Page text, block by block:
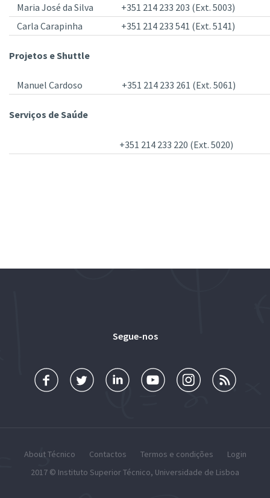
Maria José da Silva
+351 214 233 203 (Ext. 5003)
Carla Carapinha
+351 214 233 541 (Ext. 5141)
Projetos e Shuttle
Manuel Cardoso +351 214 233 261 (Ext. 5061)
Serviços de Saúde
+351 214 233 220 (Ext. 5020)
Segue-nos
About Técnico Contactos Termos e condições
Login
2017 © Instituto Superior Técnico, Universidade de Lisboa